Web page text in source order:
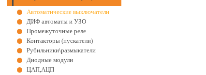
Автоматические выключатели
ДИФ автоматы и УЗО
Промежуточные реле
Контакторы (пускатели)
Рубильники\размыкатели
Диодные модули
ЦАП,АЦП